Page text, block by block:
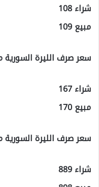
شراء 108
مبيع 109
سعر صرف الليرة السورية
شراء 167
مبيع 170
سعر صرف الليرة السورية
شراء 889